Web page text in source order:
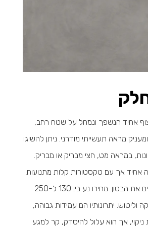
אחיד הנשפך ונמחל על שטח רחב,
מראה תעשייתי מודרני. ניתן להשיגו
במראה מט, חצי מבריק או מבריק.
אחיד אך עם טקסטורות קלות מתנועות
הכלים בהם מחליקים את הבטון. מחירו נע בין 130 ל-250
וליטוש. יתרונותיו הם עמידות גבוהה,
ניקוי, אך הוא עלול להיסדק, קר למגע